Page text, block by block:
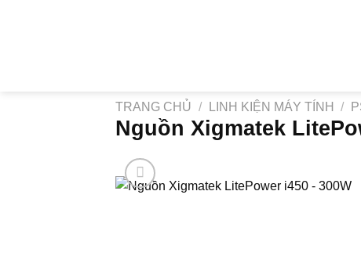
TRANG CHỦ / LINH KIỆN MÁY TÍNH /
Nguồn Xigmatek